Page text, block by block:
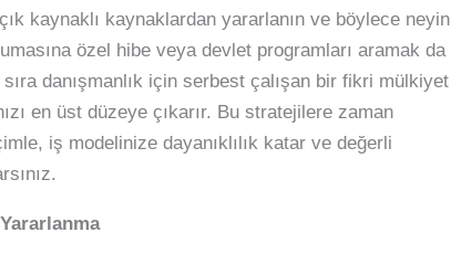
kaynaklı kaynaklardan yararlanın ve böylece neyin
özel hibe veya devlet programları aramak da
danışmanlık için serbest çalışan bir fikri mülkiyet
en üst düzeye çıkarır. Bu stratejilere zaman
iş modelinize dayanıklılık katar ve değerli